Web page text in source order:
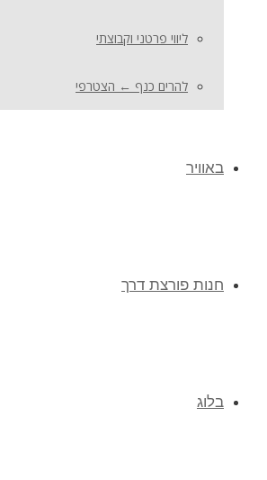
ליווי פרטני וקבוצתי
להרים כנף ← הצטרפי
באוויר
חנות פורצת דרך
בלוג